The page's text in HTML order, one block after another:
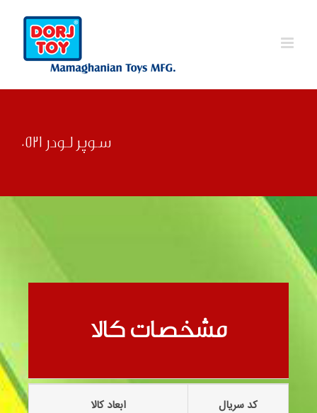
content
سوپر لودر 0521
مشخصات کالا
کد سریال ابعاد کالا